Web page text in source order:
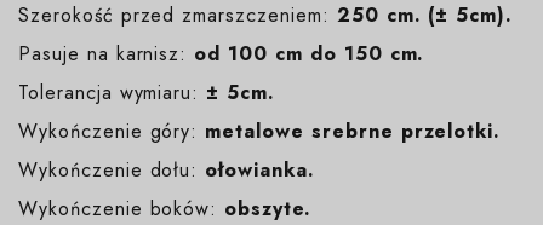
Szerokość przed zmarszczeniem: 250 cm. (± 5cm).
Pasuje na karnisz: od 100 cm do 150 cm.
Tolerancja wymiaru: ± 5cm.
Wykończenie góry: metalowe srebrne przelotki.
Wykończenie dołu: ołowianka.
Wykończenie boków: obszyte.